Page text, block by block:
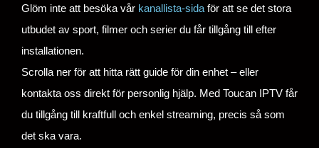
Glöm inte att besöka vår kanallista-sida för att se det stora
utbudet av sport, filmer och serier du får tillgång till efter
installationen.
Scrolla ner för att hitta rätt guide för din enhet – eller
kontakta oss direkt för personlig hjälp. Med Toucan IPTV får
du tillgång till kraftfull och enkel streaming, precis så som
det ska vara.